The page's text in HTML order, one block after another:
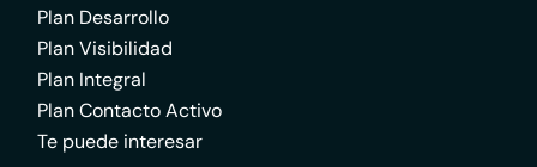
Plan Desarrollo
Plan Visibilidad
Plan Integral
Plan Contacto Activo
Te puede interesar